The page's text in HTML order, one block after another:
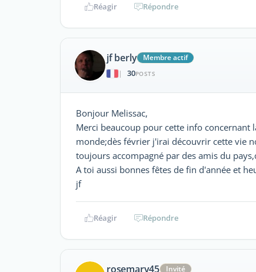
Réagir Répondre
jf berly
Membre actif
|
30POSTS
Bonjour Melissac,
Merci beaucoup pour cette info concernant
monde;dès février j'irai découvrir cette vie
toujours accompagné par des amis du
A toi aussi bonnes fêtes de fin d'année et
jf
Réagir Répondre
rosemary45 Invité